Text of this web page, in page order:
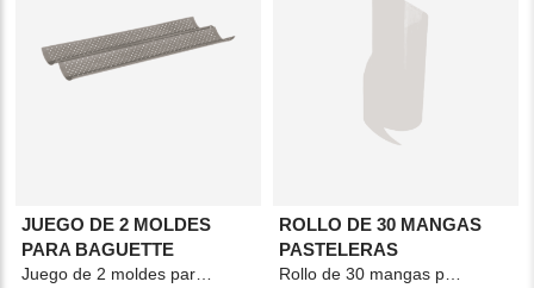
JUEGO DE 2 MOLDES
PARA BAGUETTE
Juego de 2 moldes para baguette. Material: Acero. Medidas: 38,2x16,2x2,3cm. Color:
ROLLO DE 30 MANGAS
PASTELERAS
Rollo de 30 mangas pasteleras. Material: Polietileno. Medidas: 4,1x22,5cm. Color: